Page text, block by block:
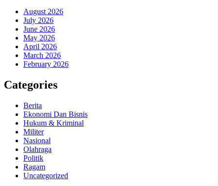
August 2026
July 2026
June 2026
May 2026
April 2026
March 2026
February 2026
Categories
Berita
Ekonomi Dan Bisnis
Hukum & Kriminal
Militer
Nasional
Olahraga
Politik
Ragam
Uncategorized